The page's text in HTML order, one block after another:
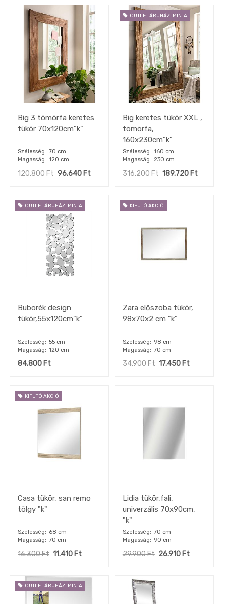
Big 3 tömörfa keretes
tükör 70x120cm"k"
Szélesség
70 cm
Magasság
120 cm
120.800Ft 96.640 Ft
OUTLET ÁRUHÁZI MINTA
Big keretes tükör XXL ,
tömörfa,
160x230cm"k"
Szélesség
160 cm
Magasság
230 cm
316.200Ft 189.720Ft
OUTLET ÁRUHÁZI MINTA
Buborék design
tükör,55x120cm"k"
Szélesség
55 cm
Magasság
120 cm
84.800 Ft
KIFUTÓ AKCIÓ
Zara előszoba tükör,
98x70x2 cm "k"
Szélesség
98 cm
Magasság
70 cm
34.900Ft 17.450Ft
KIFUTÓ AKCIÓ
Casa tükör, san remo
tölgy "k"
Szélesség
68 cm
Magasság
70 cm
16.300Ft 11.410 Ft
Lidia tükör,fali,
univerzális 70x90cm,
"k"
Szélesség
70 cm
Magasság
90 cm
29.900Ft 26.910Ft
OUTLET ÁRUHÁZI MINTA